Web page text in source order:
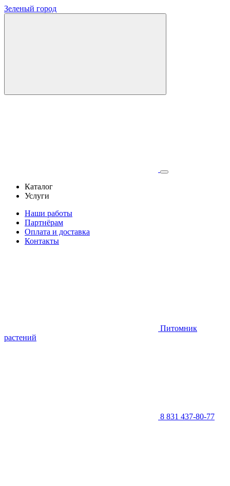
Зеленый город
Каталог
Услуги
Наши работы
Партнёрам
Оплата и доставка
Контакты
Питомник
растений
8 831 437-80-77